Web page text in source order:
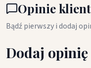
Opinie
Bądź pierwszy i dodaj
Dodaj opinię